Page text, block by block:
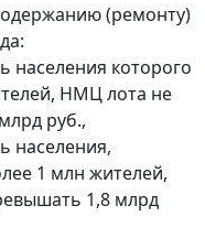
(ремонту)
населения которого
НМЦ лота не
руб.,
населения,
1 млн жителей,
1,8 млрд